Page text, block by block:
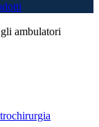
ambulatori